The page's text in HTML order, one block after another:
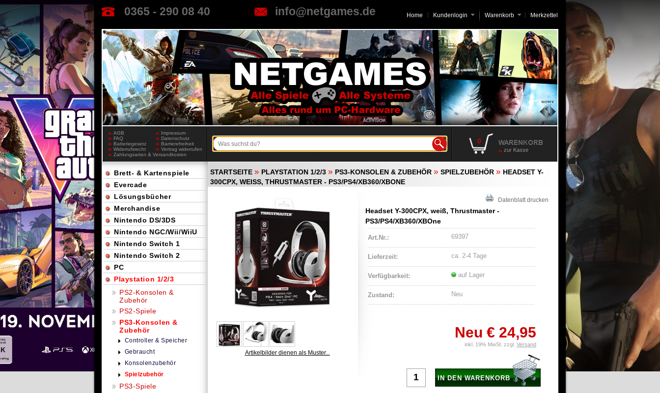
0365 - 290 08 40 info@netgames.de Home Kundenlogin Merkzettel
Warenkorb
AGB
Impressum
FAQ
Datenschutz
Batteriegesetz
Barrierefreiheit
Widerrufsrecht
Vertrag widerrufen
Zahlungsarten & Versandkosten
0
zur Kasse
STARTSEITE » PLAYSTATION 1/2/3 » PS3-KONSOLEN & ZUBEHÖR » SPIELZUBEHÖR » HEADSET Y-
300CPX, WEISS, THRUSTMASTER - PS3/PS4/XB360/XBONE
Artikelbilder dienen als Muster...
Datenblatt drucken
Headset Y-300CPX, weiß, Thrustmaster -
PS3/PS4/XB360/XBOne
Art.Nr.: 69397
Lieferzeit: ca. 2-4 Tage
Verfügbarkeit: auf Lager
Zustand: Neu
Neu € 24,95
inkl. 19% MwSt. zzgl. Versand
IN DEN WARENKORB
Brett- & Kartenspiele
Evercade
Lösungsbücher
Merchandise
Nintendo DS/3DS
Nintendo NGC/Wii/WiiU
Nintendo Switch 1
Nintendo Switch 2
PC
Playstation 1/2/3
PS2-Konsolen &
Zubehör
PS2-Spiele
PS3-Konsolen &
Zubehör
Controller & Speicher
Gebraucht
Konsolenzubehör
Spielzubehör
PS3-Spiele